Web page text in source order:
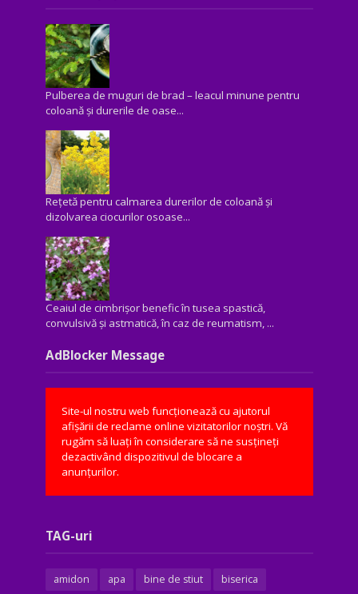
Pulberea de muguri de brad – leacul minune pentru
coloană și durerile de oase...
Rețetă pentru calmarea durerilor de coloană și
dizolvarea ciocurilor osoase...
Ceaiul de cimbrișor benefic în tusea spastică,
convulsivă şi astmatică, în caz de reumatism, ...
AdBlocker Message
Site-ul nostru web funcționează cu ajutorul
afișării de reclame online vizitatorilor noștri. Vă
rugăm să luați în considerare să ne susțineți
dezactivând dispozitivul de blocare a
anunțurilor.
TAG-uri
amidon apa bine de stiut biserica